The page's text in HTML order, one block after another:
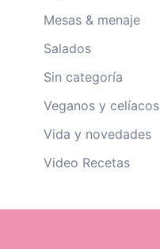
Mesas & menaje
Salados
Sin categoría
Veganos y celíacos
Vida y novedades
Video Recetas